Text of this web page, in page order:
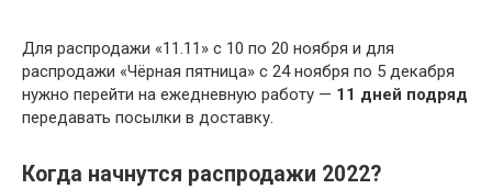
Для распродажи «11.11» с 10 по 20 ноября и для
распродажи «Чёрная пятница» с 24 ноября по 5 декабря
нужно перейти на ежедневную работу — 11 дней подряд
передавать посылки в доставку.
Когда начнутся распродажи 2022?